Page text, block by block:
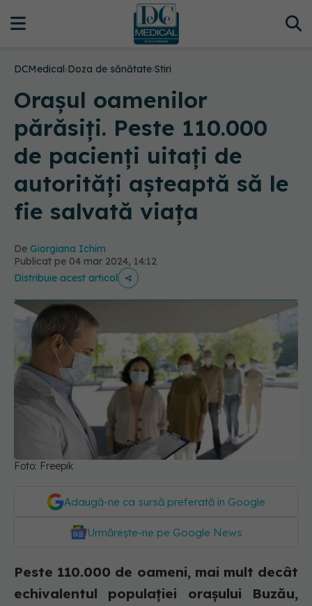
DCMedical›Doza de sănătate›Stiri
Orașul oamenilor
părăsiți. Peste 110.000
de pacienți uitați de
autorități așteaptă să le
fie salvată viața
De Giorgiana Ichim
Publicat pe 04 mar 2024, 14:12
Distribuie acest articol
Foto: Freepik
Adaugă-ne ca sursă preferată în Google
Urmărește-ne pe Google News
Peste 110.000 de oameni, mai mult decât
echivalentul populației orașului Buzău,